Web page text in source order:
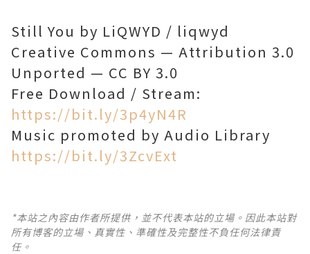
Still You by LiQWYD / liqwyd
Creative Commons — Attribution 3.0
Unported — CC BY 3.0
Free Download / Stream:
https://bit.ly/3p4yN4R
Music promoted by Audio Library
https://bit.ly/3ZcvExt
*本站之內容由作者所提供，並不代表本站的立場。因此本站對
所有博客的立場、真實性、準確性及完整性不負任何法律責
任。